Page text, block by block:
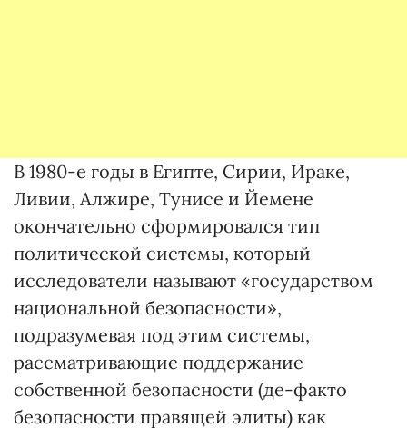
В 1980-е годы в Египте, Сирии, Ираке,
Ливии, Алжире, Тунисе и Йемене
окончательно сформировался тип
политической системы, который
исследователи называют «государством
национальной безопасности»,
подразумевая под этим системы,
рассматривающие поддержание
собственной безопасности (де-факто
безопасности правящей элиты) как